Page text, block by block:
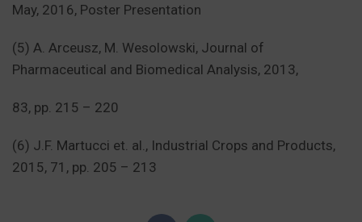
May, 2016, Poster Presentation
(5) A. Arceusz, M. Wesolowski, Journal of
Pharmaceutical and Biomedical Analysis, 2013,
83, pp. 215 – 220
(6) J.F. Martucci et. al., Industrial Crops and Products,
2015, 71, pp. 205 – 213